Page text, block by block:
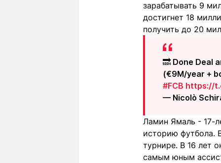
зарабатывать 9
достигнет 18
получить до 20
🔜 Done Deal
(€9M/year +
#FCB https://
— Nicolò
Ламин Ямаль - 17-
историю футбола.
турнире. В 16 лет
самым юным